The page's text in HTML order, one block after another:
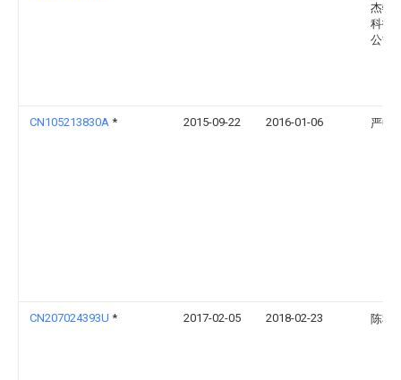
杰特
科技
公司
CN105213830A * 2015-09-22 2016-01-06 严中
CN207024393U * 2017-02-05 2018-02-23 陈秋